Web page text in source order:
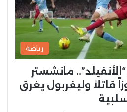
رياضة
مانشستر
قاتلاً وليفربول يغرق